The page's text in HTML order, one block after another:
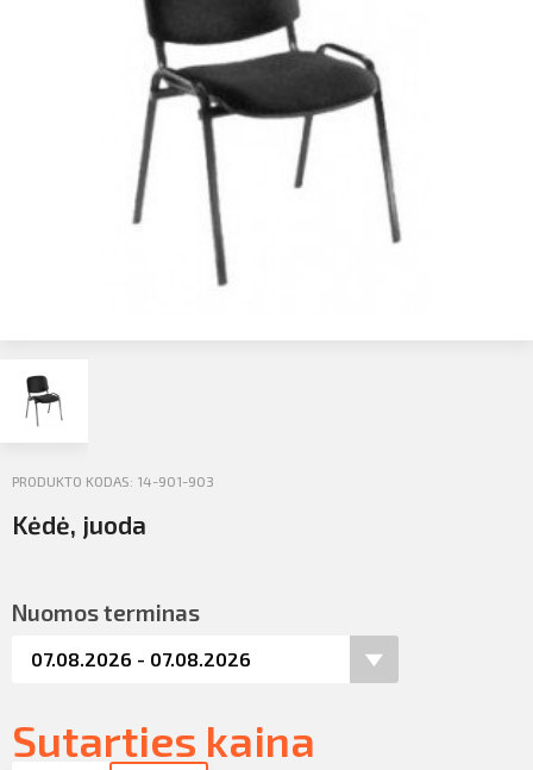
SIŲSTI
PRODUKTO KODAS: 14-901-903
Kėdė, juoda
Nuomos terminas
Sutarties kaina